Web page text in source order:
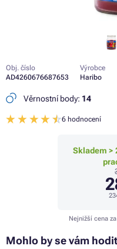
Obj. číslo
AD4260676687653
Výrobce
Haribo
Věrnostní body: 14
6 hodnocení
Skladem >
Nejnižší cena
Mohlo by se vám hodit